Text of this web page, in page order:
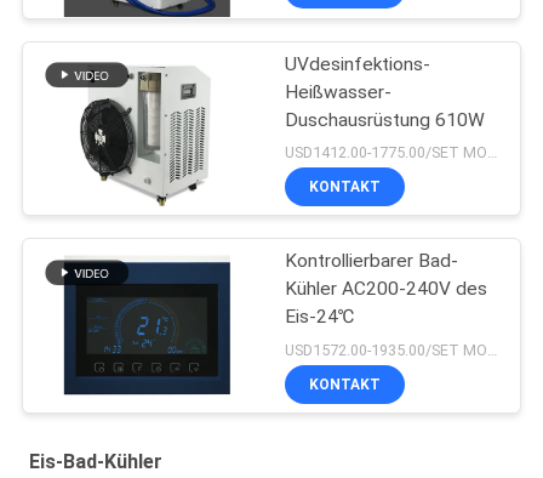
UVdesinfektions-
Heißwasser-
Duschausrüstung 610W
USD1412.00-1775.00/SET MOQ:1SET
KONTAKT
Kontrollierbarer Bad-
Kühler AC200-240V des
Eis-24℃
USD1572.00-1935.00/SET MOQ:1SET
KONTAKT
Eis-Bad-Kühler